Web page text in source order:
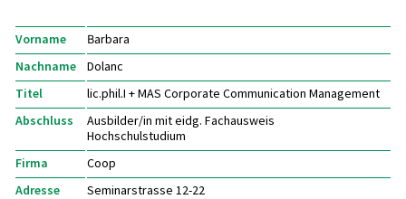
Vorname
Barbara
Nachname
Dolanc
Titel
lic.phil.I + MAS Corporate Communication Management
Abschluss
Ausbilder/in mit eidg. Fachausweis
Hochschulstudium
Firma
Coop
Adresse
Seminarstrasse 12-22